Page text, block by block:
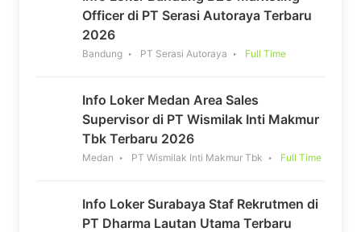
Officer di PT Serasi Autoraya Terbaru
2026
Bandung PT Serasi Autoraya Full Time
Info Loker Medan Area Sales
Supervisor di PT Wismilak Inti Makmur
Tbk Terbaru 2026
Medan PT Wismilak Inti Makmur Tbk Full Time
Info Loker Surabaya Staf Rekrutmen di
PT Dharma Lautan Utama Terbaru